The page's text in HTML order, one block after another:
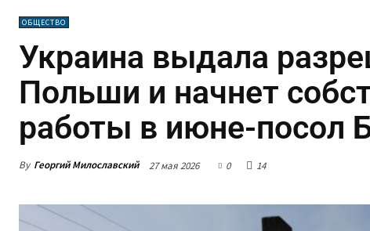
ОБЩЕСТВО
Украина выдала
Польши и начнет
работы в июне-посол
By Георгий Милославский 27 мая 2026 0 14